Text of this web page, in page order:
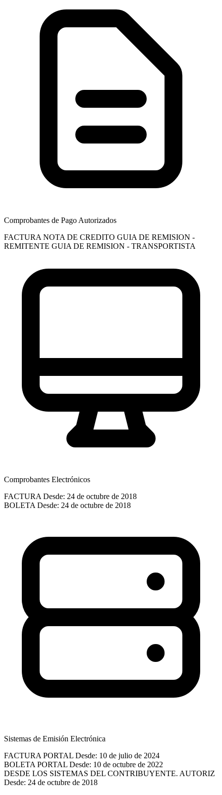
Comprobantes de Pago Autorizados
FACTURA NOTA DE CREDITO GUIA DE REMISION -
REMITENTE GUIA DE REMISION - TRANSPORTISTA
Comprobantes Electrónicos
FACTURA Desde: 24 de octubre de 2018
BOLETA Desde: 24 de octubre de 2018
Sistemas de Emisión Electrónica
FACTURA PORTAL Desde: 10 de julio de 2024
BOLETA PORTAL Desde: 10 de octubre de 2022
DESDE LOS SISTEMAS DEL CONTRIBUYENTE. AUTORIZ
Desde: 24 de octubre de 2018